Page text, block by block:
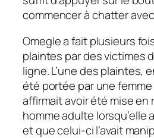
commencer à chatter
Omegle a fait plusieurs
plaintes par des victimes
ligne. L’une des plaintes,
été portée par une femme
affirmait avoir été mise en
homme adulte lorsqu’elle
et que celui-ci l’avait